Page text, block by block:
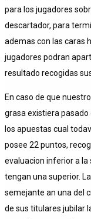
para los jugadores
descartador, para
ademas con las caras
jugadores podran
resultado recogidas
En caso de que
grasa existiera
los apuestas cual
posee 22 puntos,
evaluacion inferior a la
tengan una superior.
semejante an una del
de sus titulares jubilar